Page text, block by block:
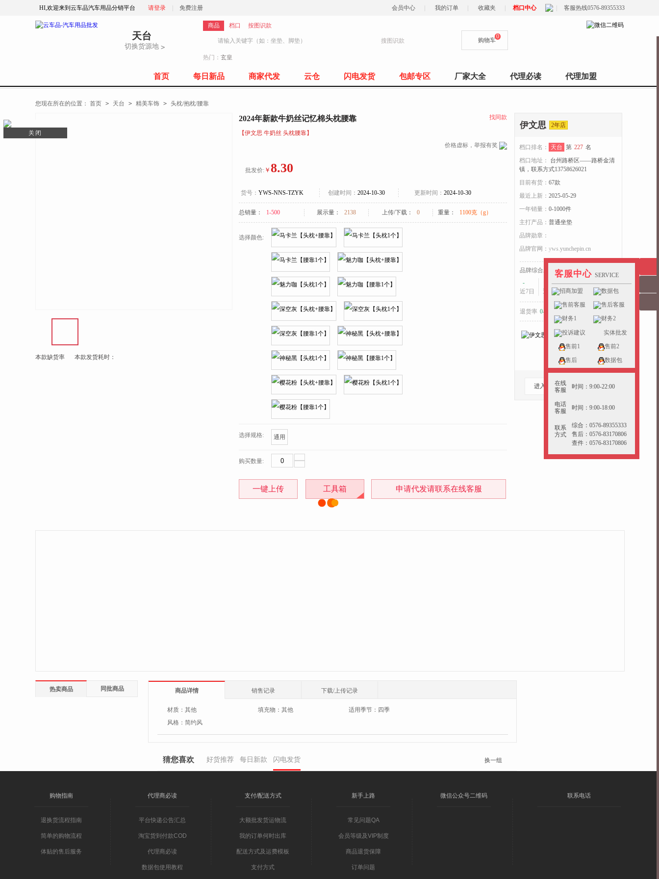
HI,欢迎来到云车品汽车用品分销平台 请登录 免费注册 会员中心 我的订单 收藏夹 档口中心 客服热线0576-89355333
天台
切换货源地 >
商品 档口 按图识款
搜图识款
热门： 玄皇
购物车
0
首页 每日新品 商家代发 云仓 闪电发货 包邮专区 厂家大全 代理必读 代理加盟
您现在所在的位置： 首页 > 天台 > 精美车饰 > 头枕/抱枕/腰靠
本款缺货率 本款发货耗时：
2024年新款牛奶丝记忆棉头枕腰靠 找同款
【伊文思 牛奶丝 头枕腰靠】
价格虚标，举报有奖
批发价:￥ 8.30
货号： YWS-NNS-TZYK 创建时间： 2024-10-30 更新时间： 2024-10-30
总销量： 1-500 展示量： 2138 上传/下载： 0 重量： 1100克（g）
选择颜色:
选择规格: 通用
购买数量:
一键上传 工具箱 申请代发请联系在线客服
伊文思 2年店
档口排名： 天台 第 227 名
档口地址：
台州路桥区——路桥金清
镇，联系方式13758626021
目前有货： 67款
最近上新： 2025-05-29
一年销量： 0-1000件
主打产品： 普通坐垫
品牌勋章：
品牌官网： yws.yunchepin.cn
品牌综合发货耗时：
-
近7日
近15日
-
近30日
退货率 0-5%
进入档口 收藏档口
热卖商品 同批商品 商品详情 销售记录 下载/上传记录
材质： 其他 填充物： 其他 适用季节： 四季
风格： 简约风
猜您喜欢 好货推荐 每日新款 闪电发货 换一组
购物指南
退换货流程指南
简单的购物流程
体贴的售后服务
代理商必读
平台快递公告汇总
淘宝货到付款COD
代理商必读
数据包使用教程
支付/配送方式
大额批发货运物流
我的订单何时出库
配送方式及运费模板
支付方式
新手上路
常见问题QA
会员等级及VIP制度
商品退货保障
订单问题
微信公众号二维码 联系电话
关闭
客服中心 SERVICE
招商加盟 数据包
售前客服 售后客服
财务1 财务2
投诉建议 实体批发
售前1 售前2
售后 数据包
在线
客服
时间：9:00-22:00
电话
客服
时间：9:00-18:00
联系
方式
综合：0576-89355333
售后：0576-83170806
查件：0576-83170806
收起>>